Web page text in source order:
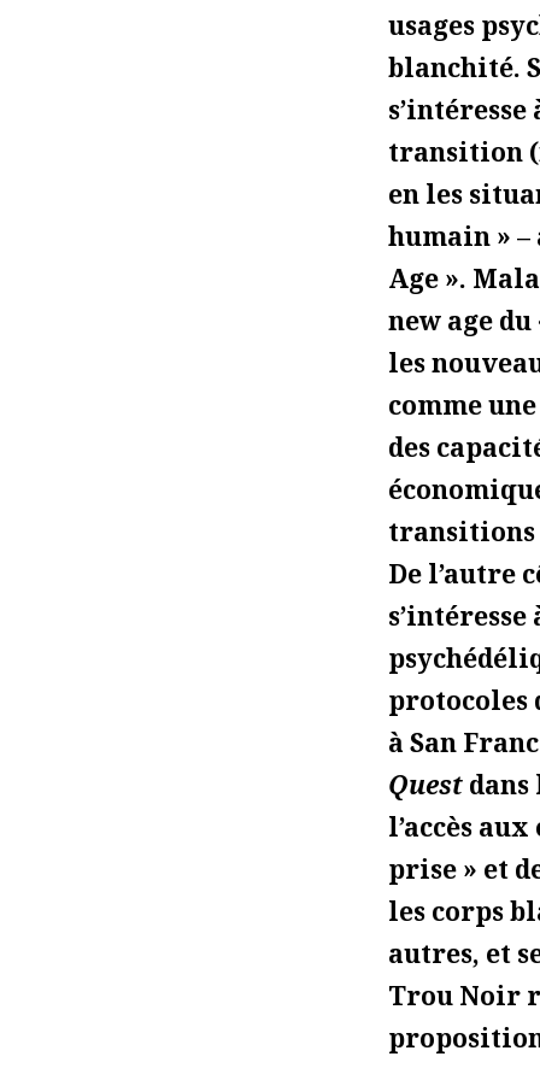
usages
blanchité.
transition
en les
humain » –
Age ».
new age
les
comme
des
transitions
De l’autre
protocoles
à San
Quest dans
l’accès
prise » et
les corps
autres, et
Trou Noir